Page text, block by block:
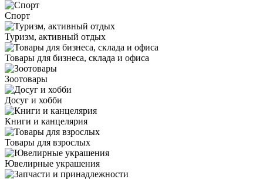
Спорт
Туризм, активный отдых
Товары для бизнеса, склада и офиса
Зоотовары
Досуг и хобби
Книги и канцелярия
Товары для взрослых
Ювелирные украшения